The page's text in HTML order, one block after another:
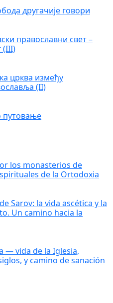
другачије говори
православни свет –
(III)
црква између
(II)
путовање
los monasterios de
de la Ortodoxia
Sarov: la vida ascética y la
Un camino hacia la
— vida de la Iglesia,
y camino de sanación